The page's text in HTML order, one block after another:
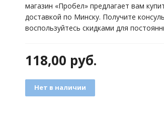
магазин «Пробел» предлагает вам
доставкой по Минску. Получите
воспользуйтесь скидками для
118,00 руб.
Нет в наличии